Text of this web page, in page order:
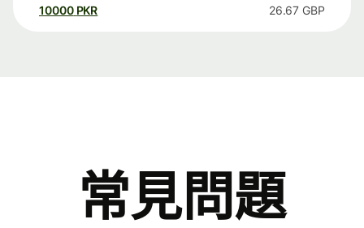
10000 PKR 26.67 GBP
常見問題